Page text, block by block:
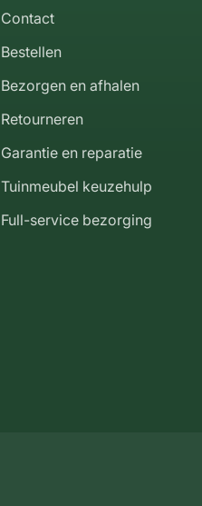
Contact
Bestellen
Bezorgen en afhalen
Retourneren
Garantie en reparatie
Tuinmeubel keuzehulp
Full-service bezorging